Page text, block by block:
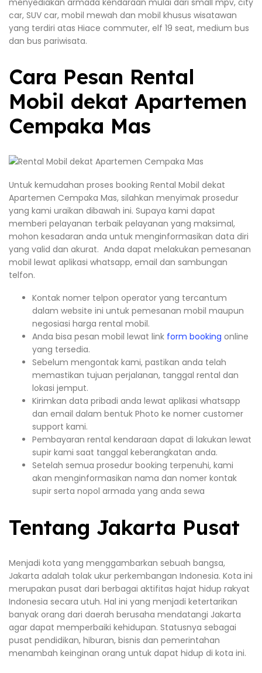
menyediakan armada kendaraan mulai dari small mpv, city
car, SUV car, mobil mewah dan mobil khusus wisatawan
yang terdiri atas Hiace commuter, elf 19 seat, medium bus
dan bus pariwisata.
Cara Pesan Rental
Mobil dekat Apartemen
Cempaka Mas
Untuk kemudahan proses booking Rental Mobil dekat
Apartemen Cempaka Mas, silahkan menyimak prosedur
yang kami uraikan dibawah ini. Supaya kami dapat
memberi pelayanan terbaik pelayanan yang maksimal,
mohon kesadaran anda untuk menginformasikan data diri
yang valid dan akurat. Anda dapat melakukan pemesanan
mobil lewat aplikasi whatsapp, email dan sambungan
telfon.
Kontak nomer telpon operator yang tercantum
dalam website ini untuk pemesanan mobil maupun
negosiasi harga rental mobil.
Anda bisa pesan mobil lewat link form booking online
yang tersedia.
Sebelum mengontak kami, pastikan anda telah
memastikan tujuan perjalanan, tanggal rental dan
lokasi jemput.
Kirimkan data pribadi anda lewat aplikasi whatsapp
dan email dalam bentuk Photo ke nomer customer
support kami.
Pembayaran rental kendaraan dapat di lakukan lewat
supir kami saat tanggal keberangkatan anda.
Setelah semua prosedur booking terpenuhi, kami
akan menginformasikan nama dan nomer kontak
supir serta nopol armada yang anda sewa
Tentang Jakarta Pusat
Menjadi kota yang menggambarkan sebuah bangsa,
Jakarta adalah tolak ukur perkembangan Indonesia. Kota ini
merupakan pusat dari berbagai aktifitas hajat hidup rakyat
Indonesia secara utuh. Hal ini yang menjadi ketertarikan
banyak orang dari daerah berusaha mendatangi Jakarta
agar dapat memperbaiki kehidupan. Statusnya sebagai
pusat pendidikan, hiburan, bisnis dan pemerintahan
menambah keinginan orang untuk dapat hidup di kota ini.